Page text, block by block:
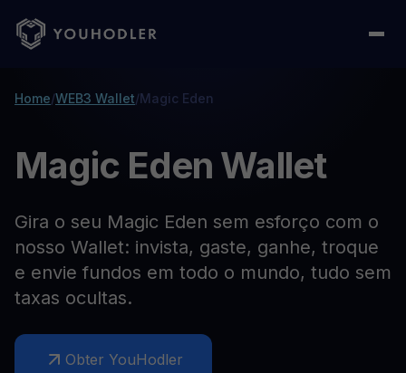
Home/WEB3 Wallet/Magic Eden
Magic Eden Wallet
Gira o seu Magic Eden sem esforço com o
nosso Wallet: invista, gaste, ganhe, troque
e envie fundos em todo o mundo, tudo sem
taxas ocultas.
Obter YouHodler